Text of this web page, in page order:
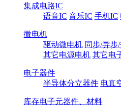
集成电路IC
语音IC 音乐IC 手机IC
微电机
驱动微电机 同步/异步
其它电源电机 其它电
电子器件
半导体分立器件 电真
库存电子元器件、材料